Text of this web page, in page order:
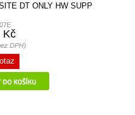
DT ONLY HW SUPP
Kč
DPH)